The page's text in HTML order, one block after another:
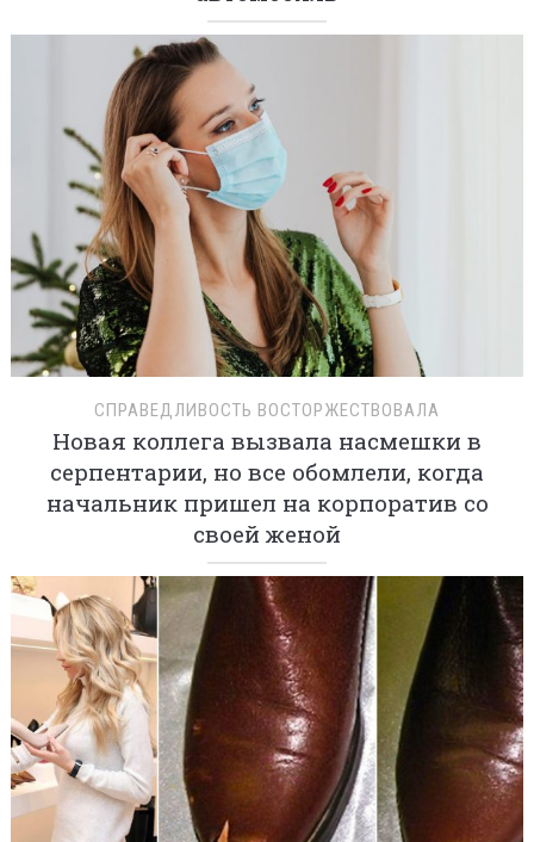
СПРАВЕДЛИВОСТЬ ВОСТОРЖЕСТВОВАЛА
Новая коллега вызвала насмешки в
серпентарии, но все обомлели, когда
начальник пришел на корпоратив со
своей женой